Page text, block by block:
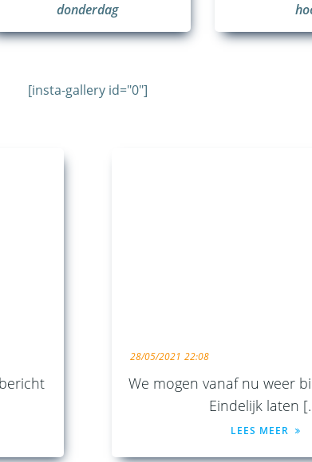
donderdag
[insta-gallery id="0"]
28/05/2021 22:08
We mogen vanaf nu weer
Eindelijk laten
LEES MEER